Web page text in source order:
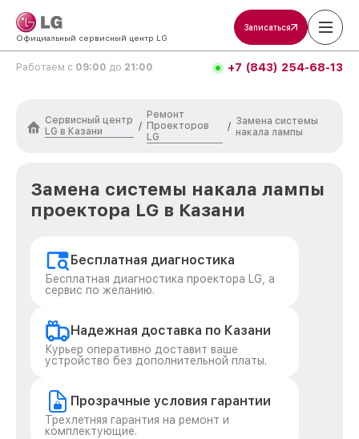
Официальный сервисный центр LG
Записаться
Работаем с 09:00 до 21:00 +7 (843) 254-68-13
Сервисный центр
LG в Казани
/
Ремонт
Проекторов
LG
/ Замена системы
накала лампы
Замена системы накала лампы
проектора LG в Казани
Бесплатная диагностика
Бесплатная диагностика проектора LG, а
сервис по желанию.
Надежная доставка по Казани
Курьер оперативно доставит ваше
устройство без дополнительной платы.
Прозрачные условия гарантии
Трехлетняя гарантия на ремонт и
комплектующие.